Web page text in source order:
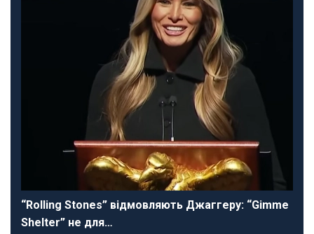
“Rolling Stones” відмовляють Джаггеру: “Gimme
Shelter” не для…